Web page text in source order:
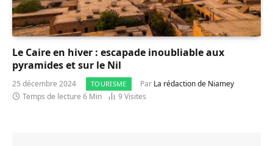
Le Caire en hiver : escapade inoubliable aux
pyramides et sur le Nil
25 décembre 2024 TOURISME Par La rédaction de Niamey
Temps de lecture 6 Min
9 Visites